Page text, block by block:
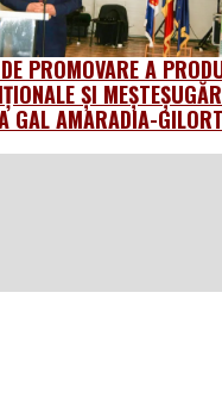
PROMOVARE A
ȘI
GAL AMARADIA-